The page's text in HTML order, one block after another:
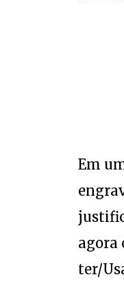
Em
agora
ter/